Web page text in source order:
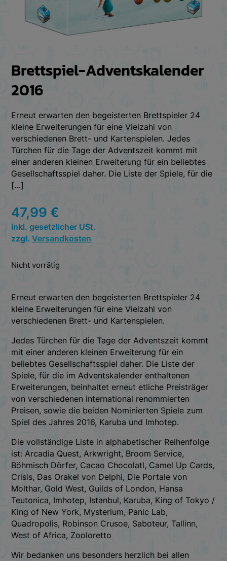
Brettspiel-Adventskalender
2016
Erneut erwarten den begeisterten Brettspieler 24
kleine Erweiterungen für eine Vielzahl von
verschiedenen Brett- und Kartenspielen. Jedes
Türchen für die Tage der Adventszeit kommt mit
einer anderen kleinen Erweiterung für ein beliebtes
Gesellschaftsspiel daher. Die Liste der Spiele, für die
[…]
47,99 €
inkl. gesetzlicher USt.
zzgl.Versandkosten
Nicht vorrätig
Erneut erwarten den begeisterten Brettspieler 24
kleine Erweiterungen für eine Vielzahl von
verschiedenen Brett- und Kartenspielen.
Jedes Türchen für die Tage der Adventszeit kommt
mit einer anderen kleinen Erweiterung für ein
beliebtes Gesellschaftsspiel daher. Die Liste der
Spiele, für die im Adventskalender enthaltenen
Erweiterungen, beinhaltet erneut etliche Preisträger
von verschiedenen international renommierten
Preisen, sowie die beiden Nominierten Spiele zum
Spiel des Jahres 2016, Karuba und Imhotep.
Die vollständige Liste in alphabetischer Reihenfolge
ist: Arcadia Quest, Arkwright, Broom Service,
Böhmisch Dörfer, Cacao Chocolatl, Camel Up Cards,
Crisis, Das Orakel von Delphi, Die Portale von
Molthar, Gold West, Guilds of London, Hansa
Teutonica, Imhotep, Istanbul, Karuba, King of Tokyo /
King of New York, Mysterium, Panic Lab,
Quadropolis, Robinson Crusoe, Saboteur, Tallinn,
West of Africa, Zooloretto
Wir bedanken uns besonders herzlich bei allen